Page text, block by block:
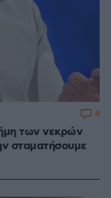
των νεκρών
σταματήσουμε
4